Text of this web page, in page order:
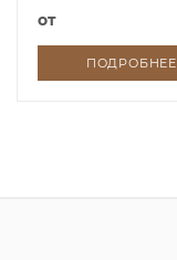
от
ПОДРОБНЕЕ